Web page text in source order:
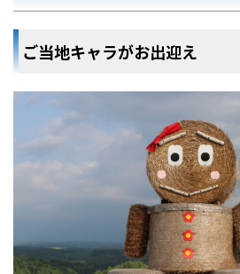
ご当地キャラがお出迎え